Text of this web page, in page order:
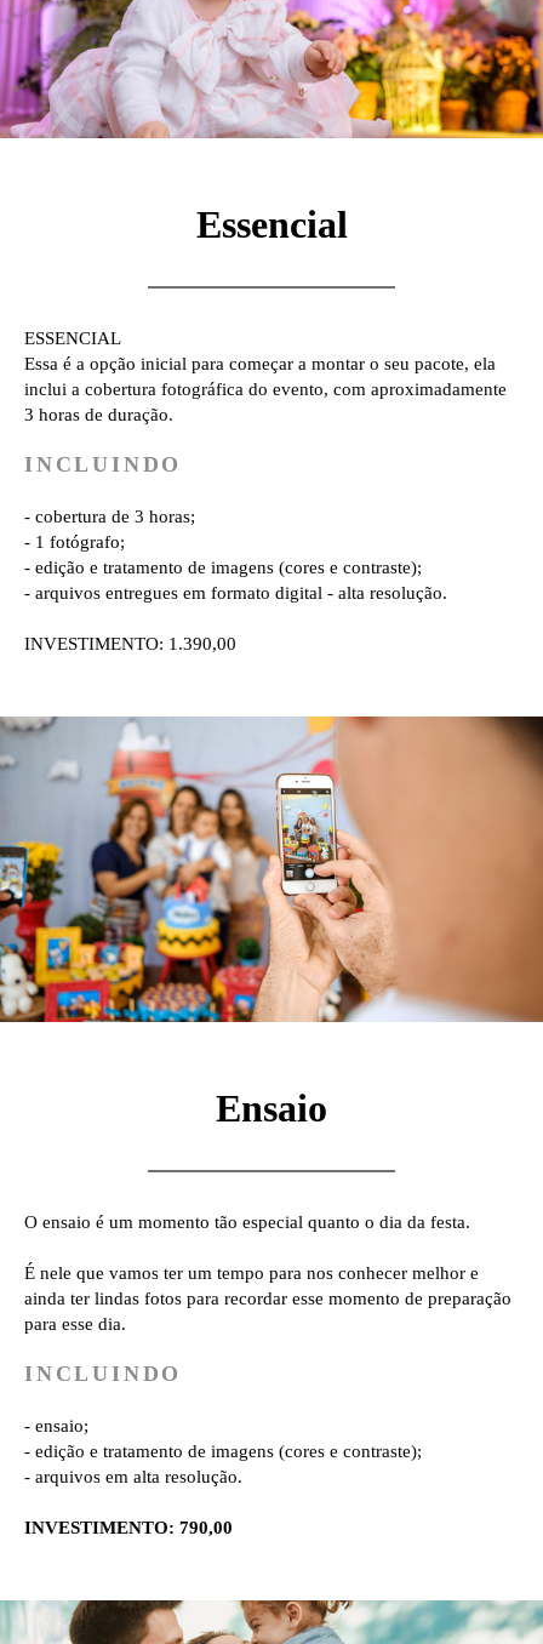
Essencial
ESSENCIAL
Essa é a opção inicial para começar a montar o seu pacote, ela
inclui a cobertura fotográfica do evento, com aproximadamente
3 horas de duração.
INCLUINDO
- cobertura de 3 horas;
- 1 fotógrafo;
- edição e tratamento de imagens (cores e contraste);
- arquivos entregues em formato digital - alta resolução.
INVESTIMENTO: 1.390,00
Ensaio
O ensaio é um momento tão especial quanto o dia da festa.
É nele que vamos ter um tempo para nos conhecer melhor e
ainda ter lindas fotos para recordar esse momento de preparação
para esse dia.
INCLUINDO
- ensaio;
- edição e tratamento de imagens (cores e contraste);
- arquivos em alta resolução.
INVESTIMENTO: 790,00